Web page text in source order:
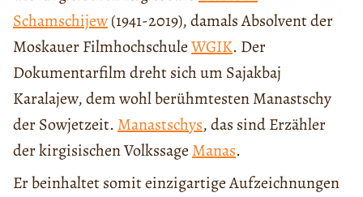
Schamschijew(1941-2019), damals Absolvent der
Moskauer FilmhochschuleWGIK. Der
Dokumentarfilm dreht sich um Sajakbaj
Karalajew, dem wohl berühmtesten Manastschy
der Sowjetzeit. Manastschys, das sind Erzähler
der kirgisischen Volkssage Manas.
Er beinhaltet somit einzigartige Aufzeichnungen